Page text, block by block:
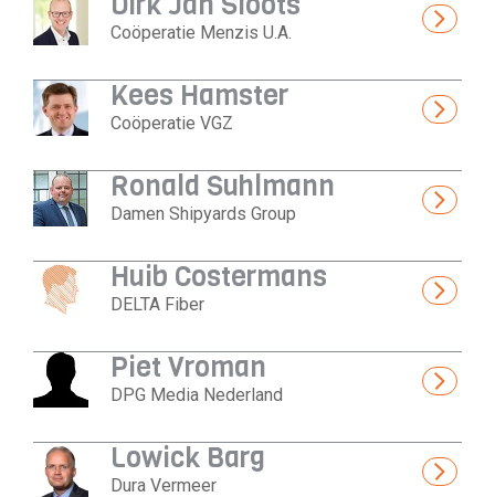
Coöperatie Menzis U.A.
Kees Hamster
Coöperatie VGZ
Ronald Suhlmann
Damen Shipyards Group
Huib Costermans
DELTA Fiber
Piet Vroman
DPG Media Nederland
Lowick Barg
Dura Vermeer